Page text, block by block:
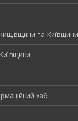
та Київщини
хаб